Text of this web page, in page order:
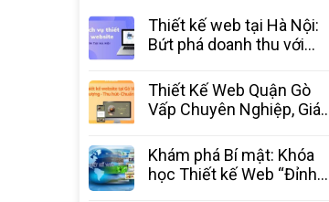
Thiết kế web tại Hà Nội:
Bứt phá doanh thu với
3C Media
Thiết Kế Web Quận Gò
Vấp Chuyên Nghiệp, Giá
Khám phá Bí mật: Khóa
học Thiết kế Web “Đỉnh